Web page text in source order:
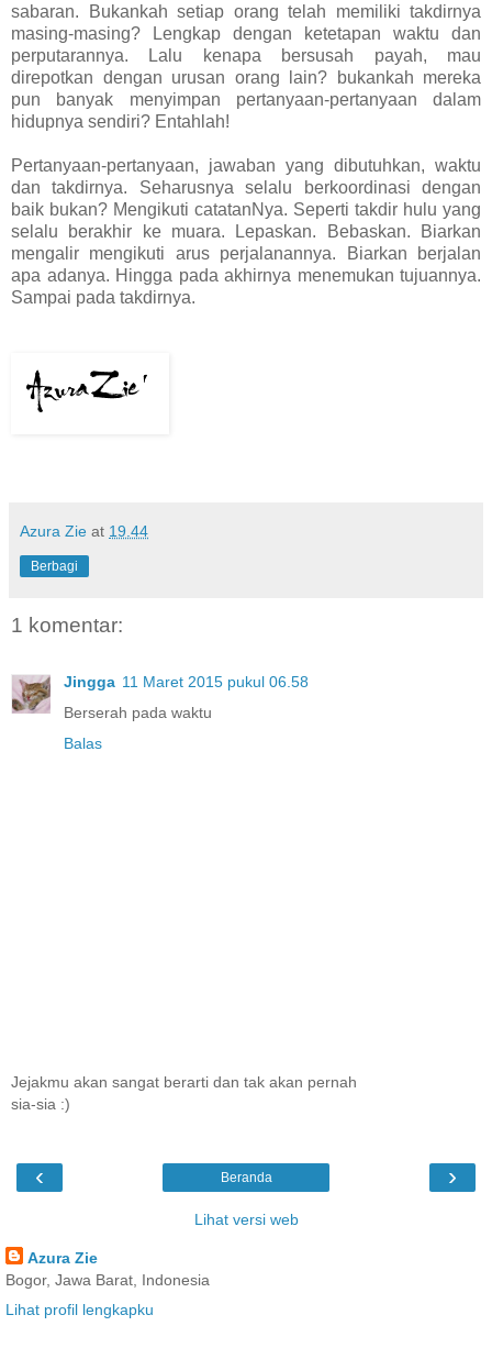
sabaran. Bukankah setiap orang telah memiliki takdirnya
masing-masing? Lengkap dengan ketetapan waktu dan
perputarannya. Lalu kenapa bersusah payah, mau
direpotkan dengan urusan orang lain? bukankah mereka
pun banyak menyimpan pertanyaan-pertanyaan dalam
hidupnya sendiri? Entahlah!
Pertanyaan-pertanyaan, jawaban yang dibutuhkan, waktu
dan takdirnya. Seharusnya selalu berkoordinasi dengan
baik bukan? Mengikuti catatanNya. Seperti takdir hulu yang
selalu berakhir ke muara. Lepaskan. Bebaskan. Biarkan
mengalir mengikuti arus perjalanannya. Biarkan berjalan
apa adanya. Hingga pada akhirnya menemukan tujuannya.
Sampai pada takdirnya.
Azura Zie at 19.44
Berbagi
1 komentar:
Jingga 11 Maret 2015 pukul 06.58
Berserah pada waktu
Balas
Jejakmu akan sangat berarti dan tak akan pernah
sia-sia :)
‹ ›
Beranda
Lihat versi web
Azura Zie
Bogor, Jawa Barat, Indonesia
Lihat profil lengkapku